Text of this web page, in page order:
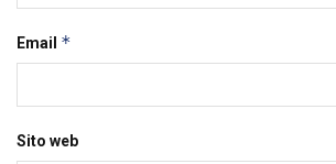
Email *
Sito web